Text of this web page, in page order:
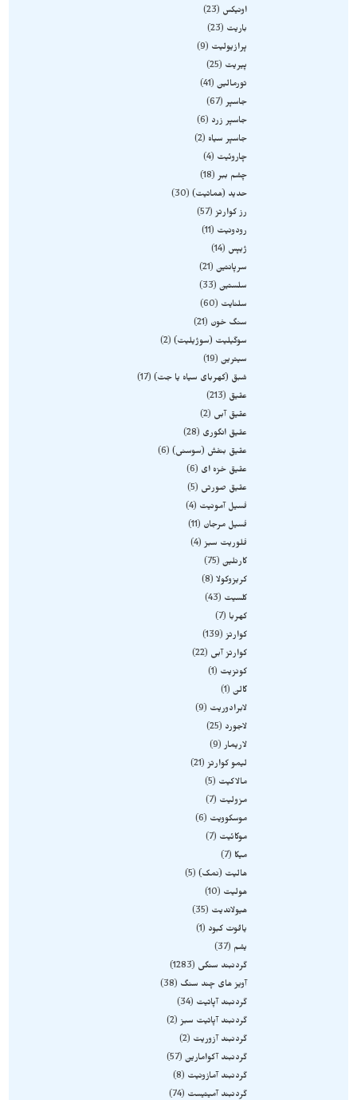
اونیکس
23
باریت
23
پرازیولیت
9
پیریت
25
تورمالین 41
جاسپر 67
جاسپر زرد
6
جاسپر سیاه
2
چاروئیت
4
چشم ببر 18
حدید (هماتیت) 30
رز کوارتز 57
رودونیت
11
ژیپس
14
سرپانتین 21
سلستین 33
سلنایت
60
سنگ خون
21
سوگیلیت (سوژیلیت) 2
سیترین 19
شبق (کهربای سیاه یا جت) 17
عقیق
213
عقیق آبی
2
عقیق انگوری
28
عقیق بنفش (سوسنی) 6
عقیق خزه ای
6
عقیق صورتی
5
فسیل آمونیت
4
فسیل مرجان
11
فلوریت سبز 4
کارنلین 75
کریزوکولا
8
کلسیت
43
کهربا
7
کوارتز 139
کوارتز آبی
22
کونزیت
1
گالن 1
لابرادوریت
9
لاجورد
25
لاریمار 9
لیمو کوارتز 21
مالاکیت
5
مزولیت
7
موسکوویت
6
موکائیت
7
میکا
7
هالیت (نمک) 5
هولیت
10
هیولاندیت
35
یاقوت کبود
1
یشم
37
گردنبند سنگی
1283
آویز های چند سنگ
38
گردنبند آپاتیت
34
گردنبند آپاتیت سبز 2
گردنبند آزوریت
2
گردنبند آکوامارین 57
گردنبند آمازونیت
8
گردنبند آمیتیست
74